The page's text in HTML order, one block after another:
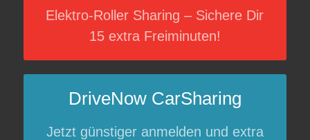
Elektro-Roller Sharing – Sichere Dir
15 extra Freiminuten!
DriveNow CarSharing
Jetzt günstiger anmelden und extra